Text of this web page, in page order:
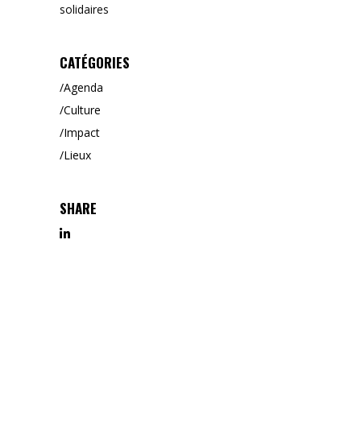
solidaires
CATÉGORIES
Agenda
Culture
Impact
Lieux
SHARE